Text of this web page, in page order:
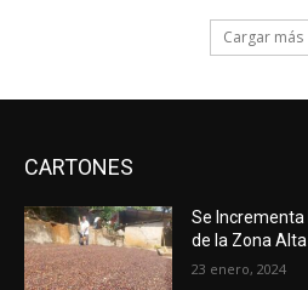
Cargar más
CARTONES
Se Incrementa
de la Zona
23 enero, 2024